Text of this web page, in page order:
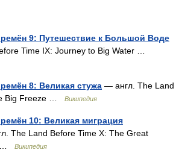
9: Путешествие к Большой Воде
Time IX: Journey to Big Water …
8: Великая стужа — англ. The Land
Big Freeze …
Википедия
10: Великая миграция
The Land Before Time X: The Great
…
Википедия